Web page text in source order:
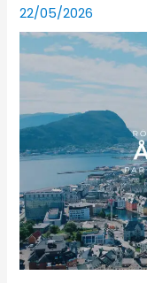
22/05/2026